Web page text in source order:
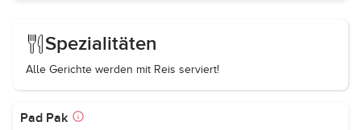
Spezialitäten
Alle Gerichte werden mit Reis serviert!
Pad Pak